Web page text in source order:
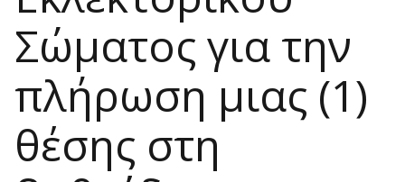
Σώματος για την
πλήρωση μιας (1)
θέσης στη